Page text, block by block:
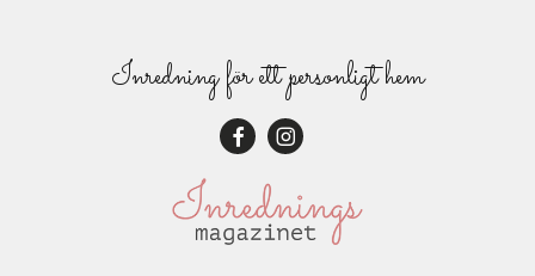
Inredning för ett personligt hem